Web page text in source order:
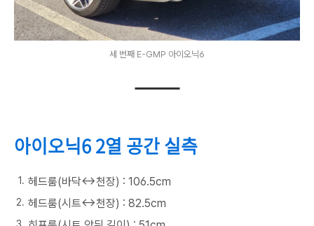
세 번째 E-GMP 아이오닉6
아이오닉6 2열 공간 실측
헤드룸(바닥↔천장) : 106.5cm
헤드룸(시트↔천장) : 82.5cm